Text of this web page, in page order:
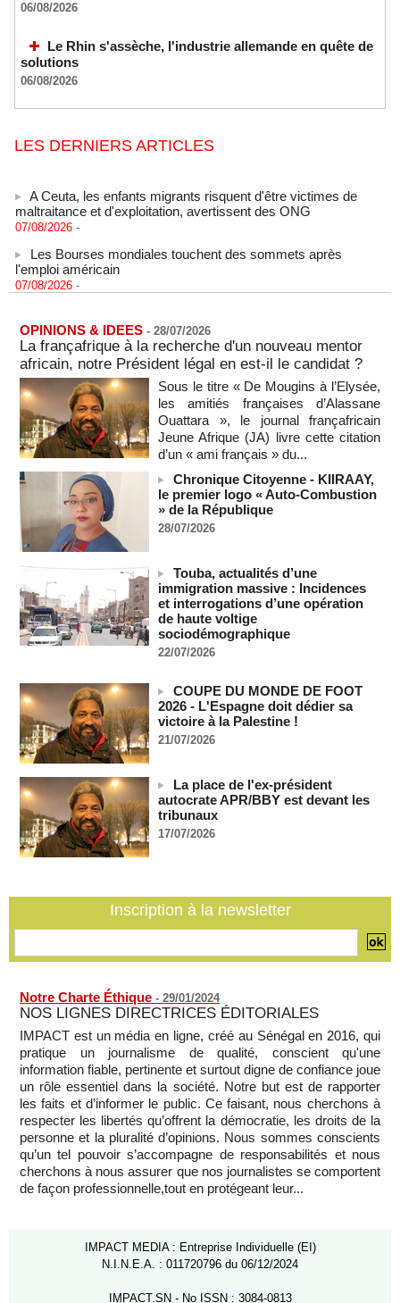
06/08/2026
Le Rhin s'assèche, l'industrie allemande en quête de
solutions
06/08/2026
LES DERNIERS ARTICLES
maltraitance et d'exploitation, avertissent des ONG
07/08/2026 -
l'emploi américain
07/08/2026 -
"Construction de la Grande Côte D'ivoire" : Le Président
vives de la nation
07/08/2026 -
Polémique à l’Assemblée nationale : Yaël Braun-Pivet se dit
"dépassée" par les critiques concernant le nouveau pavillon
07/08/2026 -
Depuis le « cessez-le-feu » à Gaza, les forces israéliennes
ont tué 300 enfants palestiniens (UNICEF)
07/08/2026 -
Guinée-Bissau - Première visite de la médiation sénégalaise
après le sommet de la Cedeao
07/08/2026 -
Bénin: Patrice Talon élu président du Sénat, moins de trois
Mali-Algérie : le PM Maïga affirme qu’il n’y a « aucune
rupture diplomatique » entre les 2 pays
07/08/2026 -
Journaliste libanaise tuée par Israël : Amnesty France
07/08/2026 -
Côte d'Ivoire : le président Ouattara accorde la grâce à 4.661
détenus
07/08/2026 -
Plagiat à Cambridge - L’université va réexaminer le
recrutement de ses enseignants
07/08/2026 -
La Türkiye, l’Arabie saoudite et le Pakistan signent un accord
conjoint de défense à La Mecque
La Bourse de Paris termine en hausse et poursuit sa course
OPINIONS & IDEES - 28/07/2026
La françafrique à la recherche d'un nouveau mentor
africain, notre Président légal en est-il le candidat ?
Sous le titre « De Mougins à l’Elysée,
les amitiés françaises d’Alassane
Ouattara », le journal françafricain
Jeune Afrique (JA) livre cette citation
d’un « ami français » du...
Chronique Citoyenne - KIIRAAY,
le premier logo « Auto-Combustion
» de la République
28/07/2026
Touba, actualités d’une
immigration massive : Incidences
et interrogations d’une opération
de haute voltige
sociodémographique
22/07/2026
COUPE DU MONDE DE FOOT
2026 - L'Espagne doit dédier sa
victoire à la Palestine !
21/07/2026
La place de l'ex-président
autocrate APR/BBY est devant les
tribunaux
17/07/2026
Inscription à la newsletter
Notre Charte Éthique - 29/01/2024
NOS LIGNES DIRECTRICES ÉDITORIALES
IMPACT est un média en ligne, créé au Sénégal en 2016, qui
pratique un journalisme de qualité, conscient qu'une
information fiable, pertinente et surtout digne de confiance joue
un rôle essentiel dans la société. Notre but est de rapporter
les faits et d’informer le public. Ce faisant, nous cherchons à
respecter les libertés qu’offrent la démocratie, les droits de la
personne et la pluralité d’opinions. Nous sommes conscients
qu’un tel pouvoir s’accompagne de responsabilités et nous
cherchons à nous assurer que nos journalistes se comportent
de façon professionnelle,tout en protégeant leur...
IMPACT MEDIA : Entreprise Individuelle (EI)
N.I.N.E.A. : 011720796 du 06/12/2024
IMPACT.SN - No ISSN : 3084-0813